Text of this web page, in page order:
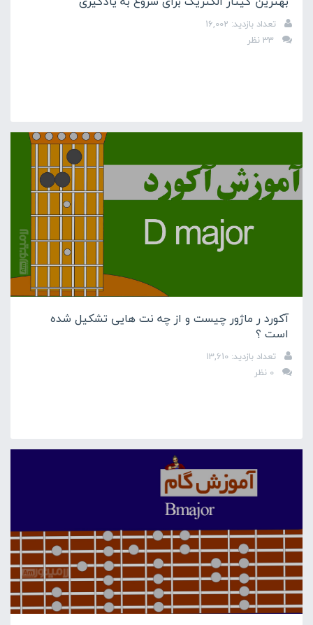
تعداد بازدید: 16,002
آکورد ر ماژور چیست و از چه نت هایی تشکیل شده
است ؟
تعداد بازدید: 13,610